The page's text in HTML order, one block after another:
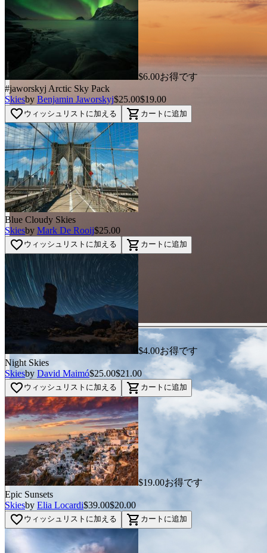
$6.00お得です
#jaworskyj Arctic Sky Pack
Skiesby Benjamin Jaworskyj$25.00$19.00
favorite_border ウィッシュリストに加える shopping_cart カートに追加
Blue Cloudy Skies
Skiesby Mark De Rooij$25.00
favorite_border ウィッシュリストに加える shopping_cart カートに追加
$4.00お得です
Night Skies
Skiesby David Maimó$25.00$21.00
favorite_border ウィッシュリストに加える shopping_cart カートに追加
$19.00お得です
Epic Sunsets
Skiesby Elia Locardi$39.00$20.00
favorite_border ウィッシュリストに加える shopping_cart カートに追加